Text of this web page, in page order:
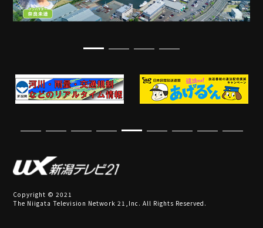
Copyright © 2021
The Niigata Television Network 21,Inc. All Rights Reserved.